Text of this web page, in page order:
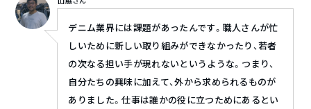
デニム業界には課題があったんです。職人さんが忙
しいために新しい取り組みができなかったり、若者
の次なる担い手が現れないというような。つまり、
自分たちの興味に加えて、外から求められるものが
ありました。仕事は誰かの役に立つためにあるとい